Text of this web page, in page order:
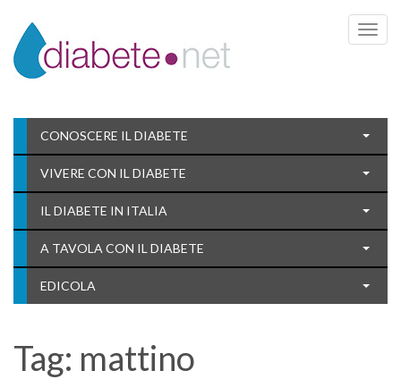
Toggle
CONOSCERE IL DIABETE
VIVERE CON IL DIABETE
IL DIABETE IN ITALIA
A TAVOLA CON IL DIABETE
EDICOLA
Tag: mattino